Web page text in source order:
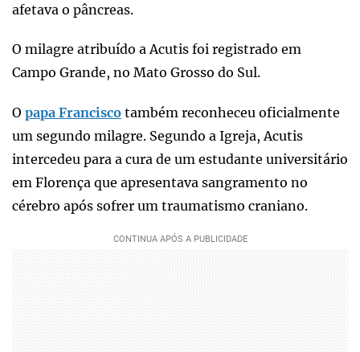
afetava o pâncreas.
O milagre atribuído a Acutis foi registrado em
Campo Grande, no Mato Grosso do Sul.
O papa Francisco também reconheceu oficialmente
um segundo milagre. Segundo a Igreja, Acutis
intercedeu para a cura de um estudante universitário
em Florença que apresentava sangramento no
cérebro após sofrer um traumatismo craniano.